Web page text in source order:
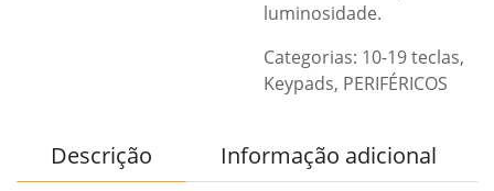
luminosidade.
Categorias: 10-19 teclas,
Keypads, PERIFÉRICOS
Descrição Informação adicional